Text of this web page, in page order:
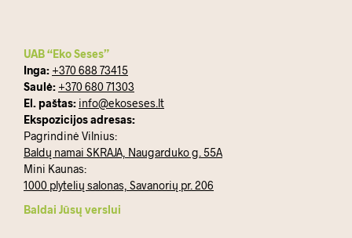
UAB “Eko Seses”
Inga: +370 688 73415
Saulė: +370 680 71303
El. paštas: info@ekoseses.lt
Ekspozicijos adresas:
Pagrindinė Vilnius:
Baldų namai SKRAJA, Naugarduko g. 55A
Mini Kaunas:
1000 plytelių salonas, Savanorių pr. 206
Baldai Jūsų verslui